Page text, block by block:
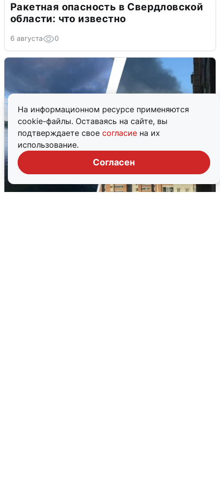
На информационном ресурсе применяются
cookie-файлы. Оставаясь на сайте, вы
подтверждаете свое согласие на их
использование.
Согласен
Ракетная опасность в Свердловской
области: что известно
6 августа 0